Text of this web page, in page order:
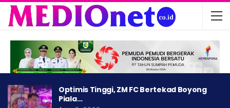
Optimis Tinggi, ZM FC Bertekad Boyong
Piala…